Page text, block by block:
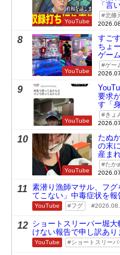
YouTube
「言
謝罪
北條
8
YouTube
すご
ちょ
ゲー
ゲー
9
YouTube
要求
す「
の」きょん
10
YouTube
たぬ
の末
産ま
たか
11
素潜り漁師マサル、フグ
てこない」中毒症状を報
YouTube フグ
12 ショートスリーパー堀
けない報告で申し訳あり
YouTube ショートスリーパ